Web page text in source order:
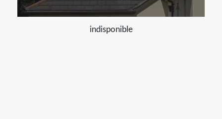
indisponible